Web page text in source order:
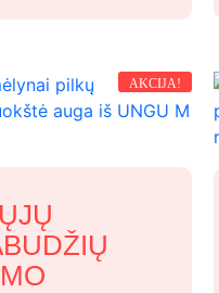
AKCIJA!